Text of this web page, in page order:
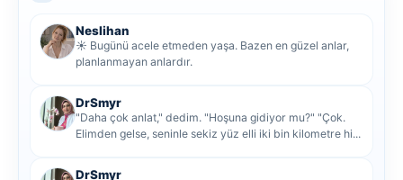
Neslihan
☀️ Bugünü acele etmeden yaşa. Bazen en güzel anlar,
planlanmayan anlardır.
DrSmyr
"Daha çok anlat," dedim. "Hoşuna gidiyor mu?" "Çok.
Elimden gelse, seninle sekiz yüz elli iki bin kilometre hi...
DrSmyr